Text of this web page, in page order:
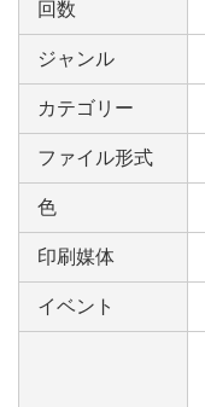
回数
ジャンル
カテゴリー
ファイル形式
色
印刷媒体
イベント